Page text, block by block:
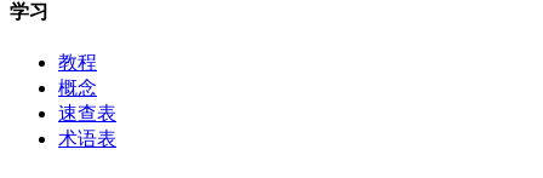
学习
教程
概念
速查表
术语表